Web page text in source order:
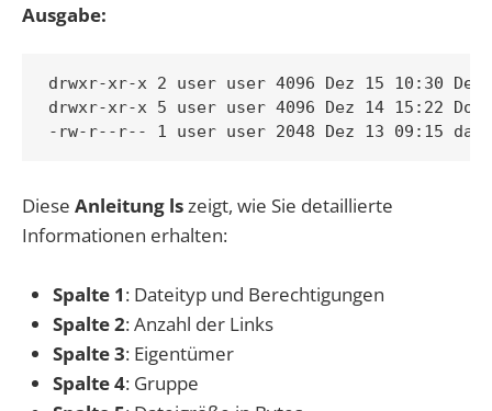
Ausgabe:
drwxr-xr-x 2 user user 4096 Dez 15 10:30
drwxr-xr-x 5 user user 4096 Dez 14 15:22
Diese Anleitung lszeigt, wie Sie detaillierte
Informationen erhalten:
Spalte 1: Dateityp und Berechtigungen
Spalte 2: Anzahl der Links
Spalte 3: Eigentümer
Spalte 4: Gruppe